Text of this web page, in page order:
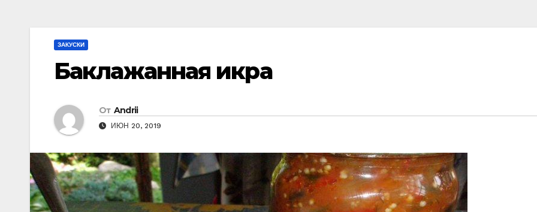
ЗАКУСКИ
Баклажанная икра
От Andrii
ИЮН 20, 2019